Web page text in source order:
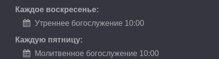
Каждое воскресенье:
Утреннее богослужение 10:00
Каждую пятницу:
Молитвенное богослужение 10:00